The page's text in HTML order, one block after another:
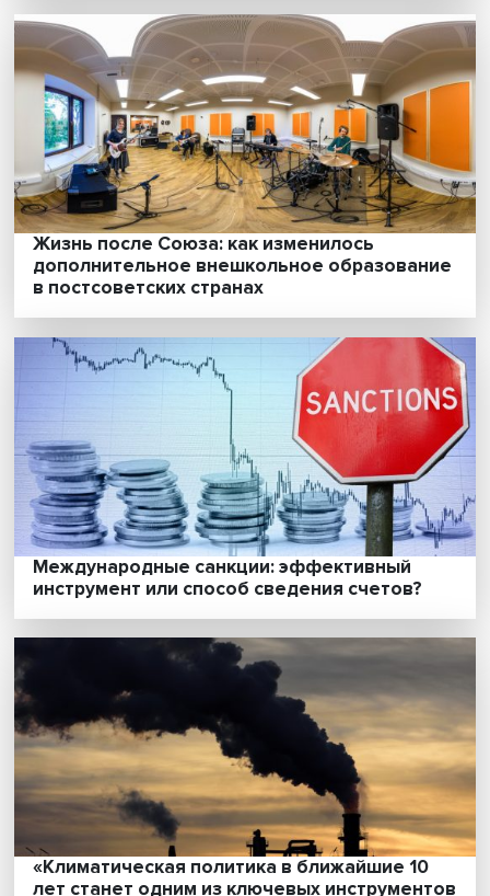
Исследования нобелевских лауреатов
показали, что качество образования
на успешность детей
Цена декарбонизации: чем обернется
России глобальная зеленая
Жизнь после Союза: как изменилось
дополнительное внешкольное
в постсоветских странах